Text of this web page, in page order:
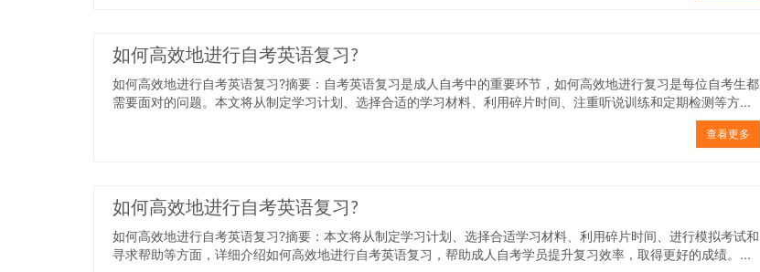
如何高效地进行自考英语复习?
如何高效地进行自考英语复习?摘要：自考英语复习是成人自考中的重要环节，如何高效地进行复习是每位自考生都
需要面对的问题。本文将从制定学习计划、选择合适的学习材料、利用碎片时间、注重听说训练和定期检测等方...
查看更多
如何高效地进行自考英语复习?
如何高效地进行自考英语复习?摘要：本文将从制定学习计划、选择合适学习材料、利用碎片时间、进行模拟考试和
寻求帮助等方面，详细介绍如何高效地进行自考英语复习，帮助成人自考学员提升复习效率，取得更好的成绩。...